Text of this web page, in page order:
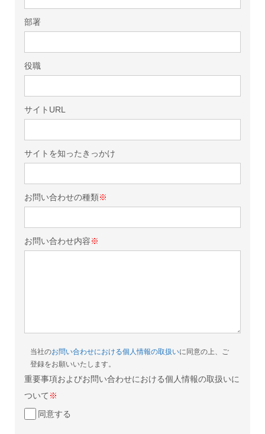
部署
役職
サイトURL
サイトを知ったきっかけ
お問い合わせの種類※
お問い合わせ内容※
当社のお問い合わせにおける個人情報の取扱いに同意の上、ご
登録をお願いいたします。
重要事項およびお問い合わせにおける個人情報の取扱いに
ついて ※
同意する